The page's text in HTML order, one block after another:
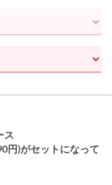
ス
円)がセットになって